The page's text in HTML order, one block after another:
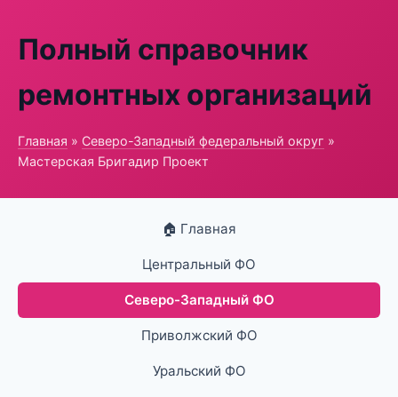
Полный справочник
ремонтных организаций
Главная » Северо-Западный федеральный округ »
Мастерская Бригадир Проект
🏠 Главная
Центральный ФО
Северо-Западный ФО
Приволжский ФО
Уральский ФО